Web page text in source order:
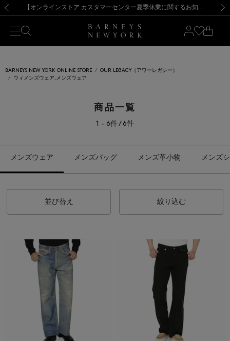
新規登録のお客様も対象！＜MY BARNEYS＞会員のお客様は11,000円（税込）以上のお買上げで常時送料無料！お買い物の際は会員登録を！
【夏季休業に伴う出荷一時停止のお知らせ】(2026.8.7) 【オンラインストア カスタマーセンター夏季休業に関するお知らせ】（2026.8.7）
【夏季休業に伴う返品・交換承り一時停止のお知らせ】（2026.8.5）
熊本県を中心とした地震の影響によるお荷物のお届けについて
【開催中】SUMMER SALEのご案内・ご注意事項 新規登録のお客様も対象！＜MY BARNEYS＞会員のお客様は11,000円（税込）以上のお買上げで常時送料無料！お買い物の際は会員登録を！
【夏季休業に伴う出荷一時停止のお知らせ】(2026.8.7)
BARNEYS NEW YORK ONLINE STORE
OUR LEGACY（アワーレガシー）
ウィメンズウェア,メンズウェア
商品一覧
1 - 6件 / 6件
メンズウェア メンズバッグ メンズ革小物 メンズ
並び替え 絞り込む